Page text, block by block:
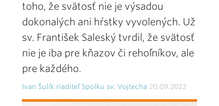
toho, že svätosť nie je výsadou
dokonalých ani hŕstky vyvolených. Už
sv. František Saleský tvrdil, že svätosť
nie je iba pre kňazov či rehoľníkov, ale
pre každého.
Ivan Šulík riaditeľ Spolku sv. Vojtecha 20.09.2022